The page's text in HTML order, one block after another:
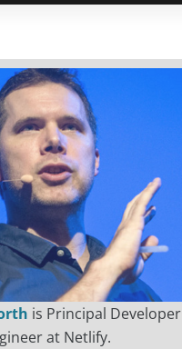
is Principal Developer
at Netlify.